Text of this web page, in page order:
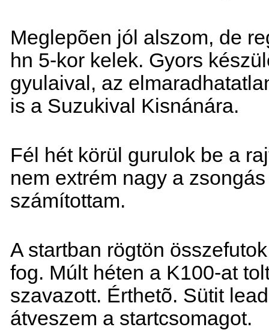
Meglepõen jól alszom, de
hn 5-kor kelek. Gyors
gyulaival, az
is a Suzukival Kisnánára.
Fél hét körül gurulok be a
nem extrém nagy a
számítottam.
A startban rögtön
fog. Múlt héten a K100-at
szavazott. Érthetõ. Sütit
átveszem a startcsomagot.